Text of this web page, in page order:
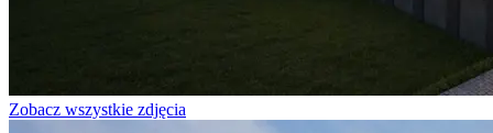
Zobacz wszystkie zdjęcia